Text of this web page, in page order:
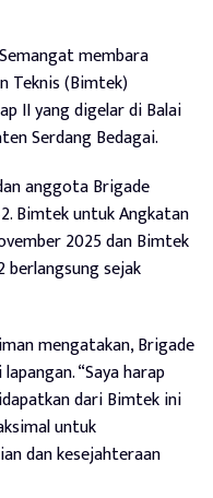
membara
Teknis (Bimtek)
II yang digelar di Balai
Serdang Bedagai.
anggota Brigade
Bimtek untuk Angkatan
2025 dan Bimtek
sejak
mengatakan, Brigade
“Saya harap
dari Bimtek ini
untuk
dan kesejahteraan